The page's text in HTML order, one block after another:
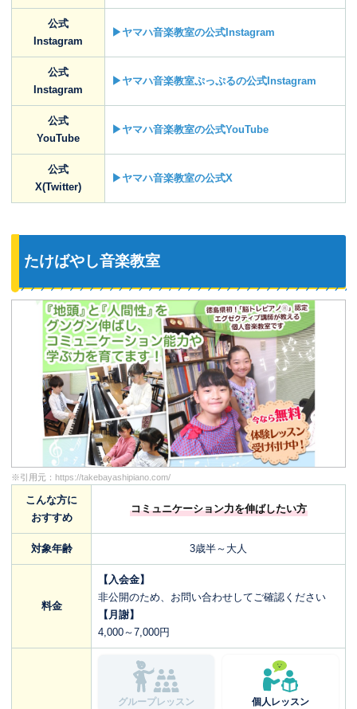
公式
Instagram
▶ヤマハ音楽教室の公式Instagram
公式
Instagram
▶ヤマハ音楽教室ぷっぷるの公式Instagram
公式
YouTube
▶ヤマハ音楽教室の公式YouTube
公式
X(Twitter)
▶ヤマハ音楽教室の公式X
たけばやし音楽教室
※引用元： https://takebayashipiano.com/
こんな方に
おすすめ
コミュニケーション力を伸ばしたい方
対象年齢 3歳半～大人
料金
【入会金】
非公開のため、お問い合わせしてご確認ください
【月謝】
4,000～7,000円
グループレッスン 個人レッスン